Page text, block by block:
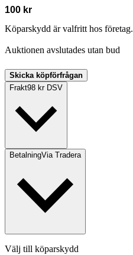
100 kr
Köparskydd är valfritt hos företag.
Auktionen avslutades utan bud
Skicka köpförfrågan
Frakt98 kr DSV
BetalningVia Tradera
Välj till köparskydd